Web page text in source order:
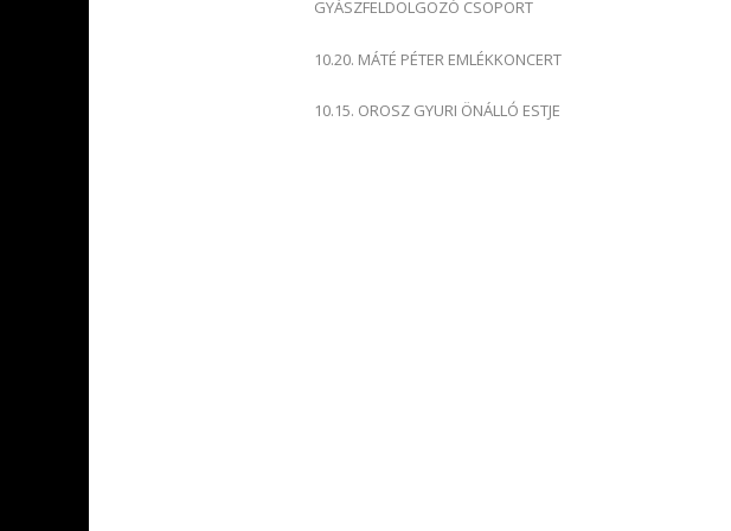
GYÁSZFELDOLGOZÓ CSOPORT
10.20. MÁTÉ PÉTER EMLÉKKONCERT
10.15. OROSZ GYURI ÖNÁLLÓ ESTJE